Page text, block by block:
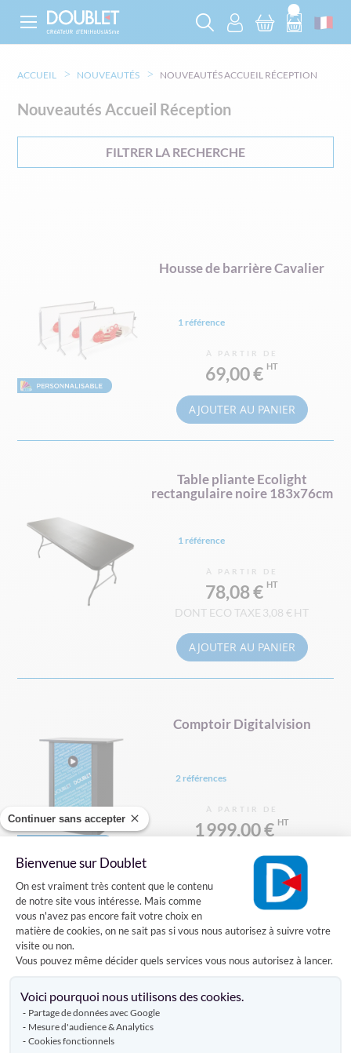
Continuer sans accepter
Bienvenue sur Doublet
Plateforme de Gestion du
On est vraiment très content que le contenu
de notre site vous intéresse. Mais comme
vous n'avez pas encore fait votre choix en
matière de cookies, on ne sait pas si vous nous autorisez à suivre votre
visite ou non.
Vous pouvez même décider quels services vous nous autorisez à lancer.
Voici pourquoi nous utilisons des cookies.
Partage de données avec Google
Mesure d'audience & Analytics
Cookies fonctionnels
Housse de barrière Cavalier
1 référence
À PARTIR DE
69,00 €
AJOUTER AU PANIER
Table pliante Ecolight
rectangulaire noire 183x76cm
1 référence
À PARTIR DE
78,08 €
3,08 €
AJOUTER AU PANIER
Comptoir Digitalvision
2 références
À PARTIR DE
1 999,00 €
VOIR LE PRODUIT
Page
Page
Précédent
Page
1 Page
2 Page
3 Vous lisez actuellement la page
4
ACCUEIL NOUVEAUTÉS NOUVEAUTÉS ACCUEIL RÉCEPTION
Nouveautés Accueil Réception
FILTRER LA RECHERCHE
CRÉATEUR D'ENTHOUSIASME DEPUIS 1832